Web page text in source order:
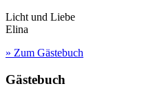
Licht und Liebe
Elina
» Zum Gästebuch
Gästebuch